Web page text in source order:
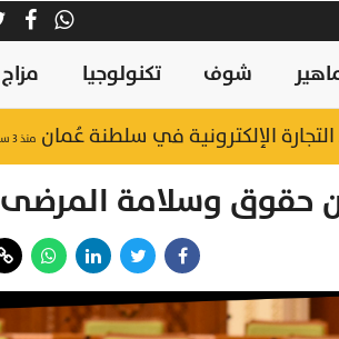
شوف تكنولوجيا مزاج
منذ ٣ ساعات
حقوق وسلامة المرضى